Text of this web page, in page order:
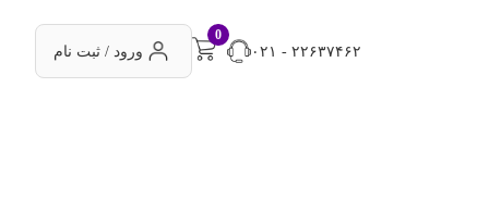
۰۲۱ - ۲۲۶۳۷۴۶۲
0
ورود / ثبت نام